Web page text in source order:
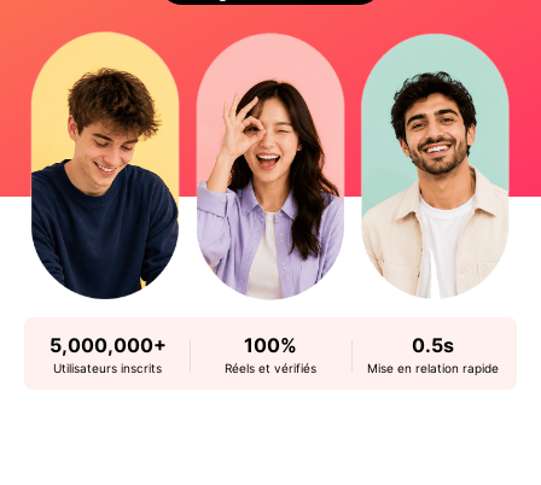
5,000,000+
Utilisateurs inscrits
100%
Réels et vérifiés
0.5s
Mise en relation rapide